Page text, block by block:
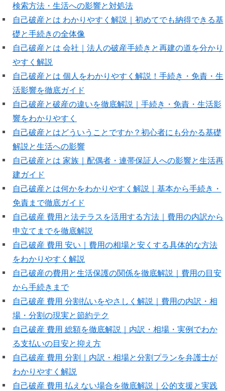
検索方法・生活への影響と対処法
自己破産とは わかりやすく解説｜初めてでも納得できる基
礎と手続きの全体像
自己破産とは 会社｜法人の破産手続きと再建の道を分かり
やすく解説
自己破産とは 個人をわかりやすく解説！手続き・免責・生
活影響を徹底ガイド
自己破産と破産の違いを徹底解説｜手続き・免責・生活影
響をわかりやすく
自己破産とはどういうことですか？初心者にも分かる基礎
解説と生活への影響
自己破産とは 家族｜配偶者・連帯保証人への影響と生活再
建ガイド
自己破産とは何かをわかりやすく解説｜基本から手続き・
免責まで徹底ガイド
自己破産 費用と法テラスを活用する方法｜費用の内訳から
申立てまでを徹底解説
自己破産 費用 安い｜費用の相場と安くする具体的な方法
をわかりやすく解説
自己破産の費用と生活保護の関係を徹底解説｜費用の目安
から手続きまで
自己破産 費用 分割払いをやさしく解説｜費用の内訳・相
場・分割の現実と節約テク
自己破産 費用 総額を徹底解説｜内訳・相場・実例でわか
る支払いの目安と抑え方
自己破産 費用 分割｜内訳・相場と分割プランを弁護士が
わかりやすく解説
自己破産 費用 払えない場合を徹底解説｜公的支援と実践